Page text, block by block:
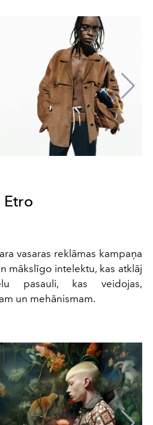
Etro
vasaras reklāmas kampaņa
mākslīgo intelektu, kas atklāj
pasauli, kas veidojas,
un mehānismam.